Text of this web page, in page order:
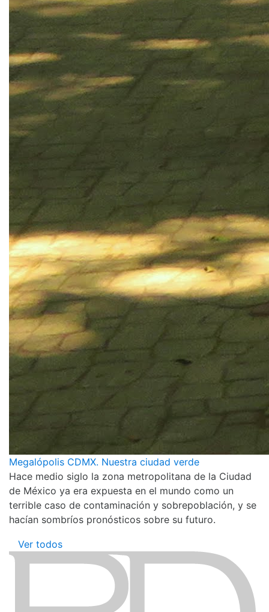
Megalópolis CDMX. Nuestra ciudad verde
Hace medio siglo la zona metropolitana de la Ciudad
de México ya era expuesta en el mundo como un
terrible caso de contaminación y sobrepoblación, y se
hacían sombríos pronósticos sobre su futuro.
Ver todos